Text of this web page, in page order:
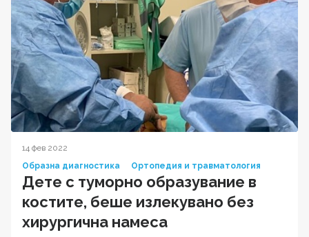
14 фев 2022
Образна диагностика
Ортопедия и травматология
Дете с туморно образувание в
костите, беше излекувано без
хирургична намеса